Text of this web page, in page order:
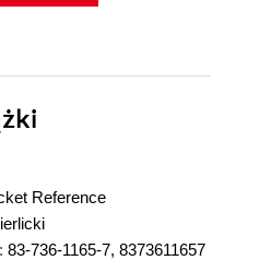
Reference
83-736-1165-7, 8373611657